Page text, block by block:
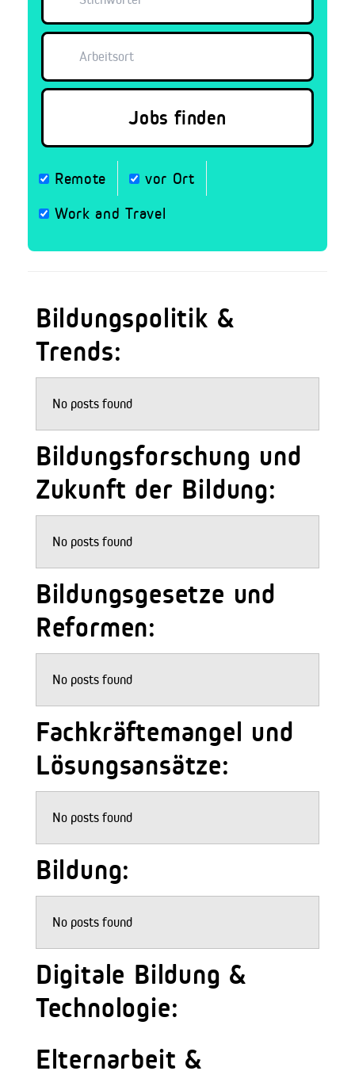
Remote vor Ort
Work and Travel
Bildungspolitik &
Trends:
No posts found
Bildungsforschung und
Zukunft der Bildung:
No posts found
Bildungsgesetze und
Reformen:
No posts found
Fachkräftemangel und
Lösungsansätze:
No posts found
Bildung:
No posts found
Digitale Bildung &
Technologie:
Elternarbeit &